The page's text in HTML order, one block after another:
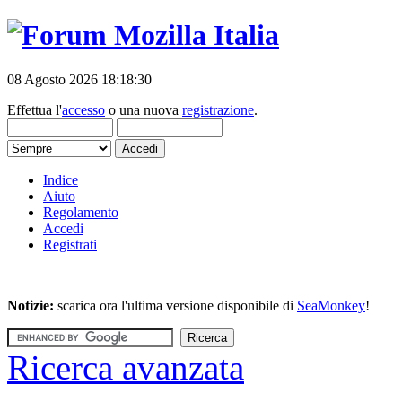
08 Agosto 2026 18:18:30
Effettua l'accesso o una nuova registrazione.
Indice
Aiuto
Regolamento
Accedi
Registrati
Notizie: scarica ora l'ultima versione disponibile di SeaMonkey!
Ricerca avanzata